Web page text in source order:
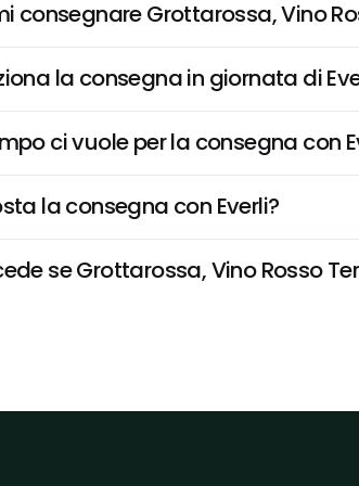
consegnare Grottarossa, Vino
la consegna in giornata di
ci vuole per la consegna con
la consegna con Everli?
se Grottarossa, Vino Rosso